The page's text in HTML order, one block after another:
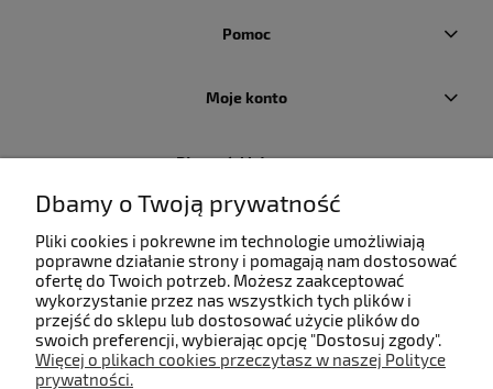
Pomoc
Moje konto
Płatności i dostawa
O nas
Dbamy o Twoją prywatność
Pliki cookies i pokrewne im technologie umożliwiają
poprawne działanie strony i pomagają nam dostosować
ofertę do Twoich potrzeb. Możesz zaakceptować
wykorzystanie przez nas wszystkich tych plików i
przejść do sklepu lub dostosować użycie plików do
swoich preferencji, wybierając opcję "Dostosuj zgody".
Więcej o plikach cookies przeczytasz w naszej Polityce
prywatności.